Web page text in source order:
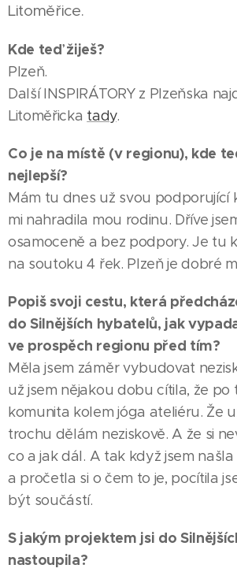
Litoměřice.
Kde teď žiješ?
Plzeň.
Další INSPIRÁTORY z Plzeňska
Litoměřicka tady.
Co je na místě (v regionu), kde
nejlepší?
Mám tu dnes už svou podporující
mi nahradila mou rodinu. Dříve
osamoceně a bez podpory. Je tu
na soutoku 4 řek. Plzeň je dobré
Popiš svoji cestu, která
do Silnějších hybatelů, jak
ve prospěch regionu před tím?
Měla jsem záměr vybudovat
už jsem nějakou dobu cítila, že po
komunita kolem jóga ateliéru. Že
trochu dělám neziskově. A že si
co a jak dál. A tak když jsem
a pročetla si o čem to je, pocítila
být součástí.
S jakým projektem jsi do
nastoupila?